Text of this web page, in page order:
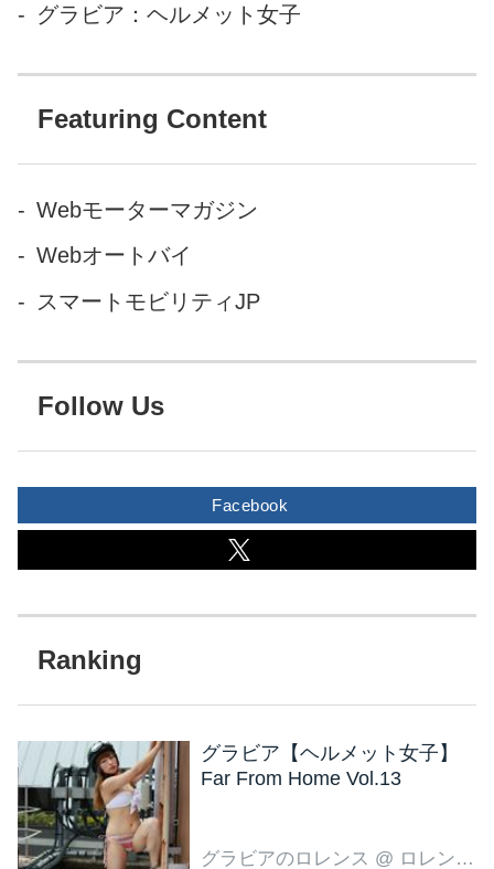
というテスト...
グラビア：ヘルメット女子
Featuring Content
Webモーターマガジン
Webオートバイ
スマートモビリティJP
Follow Us
Facebook
グラビア【ヘルメット女子】
Far From Home Vol.13
グラビアのロレンス @ ロレンス編集部